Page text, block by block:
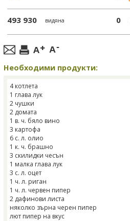
493 930 видяна 0
Необходими продукти:
4 котлета
1 глава лук
2 чушки
2 домата
1 в. ч. бяло вино
3 картофа
6 с. л. олио
1 к. ч. брашно
3 скилидки чесън
1 малка глава лук
3 с. л. оцет
1 ч. л. риган
1 ч. л. червен пипер
2 дафинови листа
няколко зърна черен пипер
лют пипер на вкус